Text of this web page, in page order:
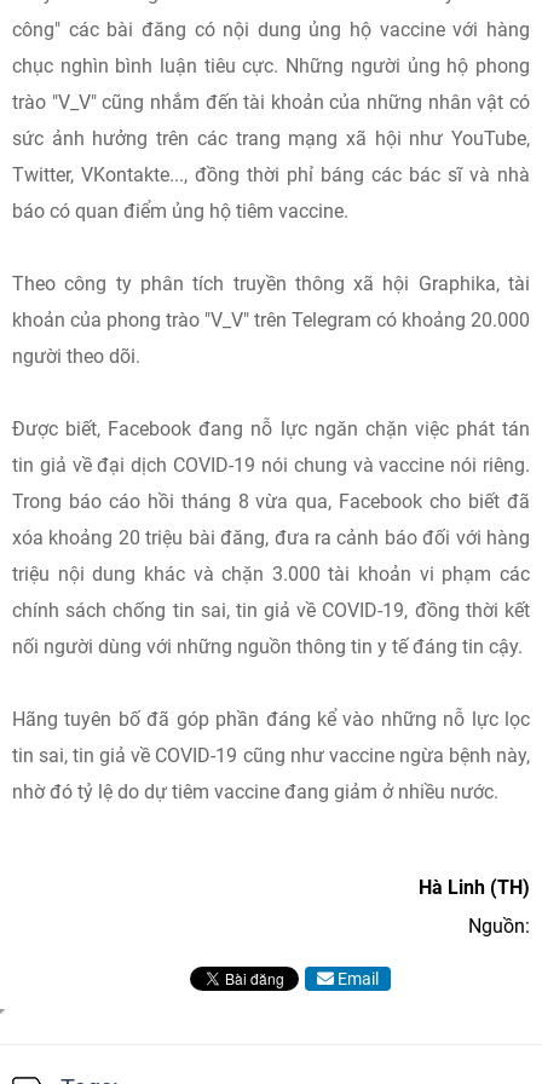
công" các bài đăng có nội dung ủng hộ vaccine với hàng
chục nghìn bình luận tiêu cực. Những người ủng hộ phong
trào "V_V" cũng nhắm đến tài khoản của những nhân vật có
sức ảnh hưởng trên các trang mạng xã hội như YouTube,
Twitter, VKontakte..., đồng thời phỉ báng các bác sĩ và nhà
báo có quan điểm ủng hộ tiêm vaccine.
Theo công ty phân tích truyền thông xã hội Graphika, tài
khoản của phong trào "V_V" trên Telegram có khoảng 20.000
người theo dõi.
Được biết, Facebook đang nỗ lực ngăn chặn việc phát tán
tin giả về đại dịch COVID-19 nói chung và vaccine nói riêng.
Trong báo cáo hồi tháng 8 vừa qua, Facebook cho biết đã
xóa khoảng 20 triệu bài đăng, đưa ra cảnh báo đối với hàng
triệu nội dung khác và chặn 3.000 tài khoản vi phạm các
chính sách chống tin sai, tin giả về COVID-19, đồng thời kết
nối người dùng với những nguồn thông tin y tế đáng tin cậy.
Hãng tuyên bố đã góp phần đáng kể vào những nỗ lực lọc
tin sai, tin giả về COVID-19 cũng như vaccine ngừa bệnh này,
nhờ đó tỷ lệ do dự tiêm vaccine đang giảm ở nhiều nước.
Hà Linh (TH)
Nguồn:
Email